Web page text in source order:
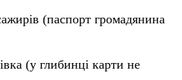
(паспорт громадянина
(у глибинці карти не